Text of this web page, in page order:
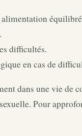
difficultés.
en cas de
dans une vie de
Pour